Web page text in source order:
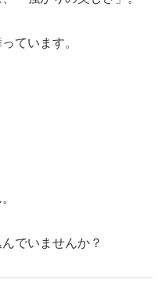
ています。
でいませんか？